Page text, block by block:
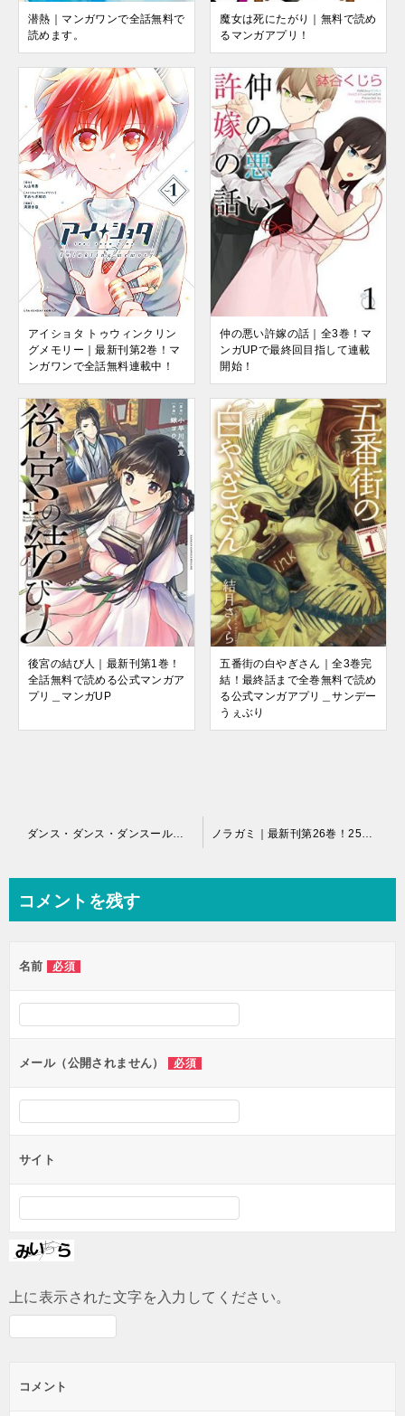
潜熱｜マンガワンで全話無料で
読めます。
魔女は死にたがり｜無料で読め
るマンガアプリ！
アイショタ トゥウィンクリン
グメモリー｜最新刊第2巻！マ
ンガワンで全話無料連載中！
仲の悪い許嫁の話｜全3巻！マ
ンガUPで最終回目指して連載
開始！
後宮の結び人｜最新刊第1巻！
全話無料で読める公式マンガア
プリ＿マンガUP
五番街の白やぎさん｜全3巻完
結！最終話まで全巻無料で読め
る公式マンガアプリ＿サンデー
うぇぶり
ビ
ー
シ
ン
ダンス・ダンス・ダンスール｜最新刊第25巻！全話無料で読める公式マンガアプリ！ ノラガミ｜最新刊第26巻！25巻まで全話無料で読めるマンガアプリ！
コメントを残す
名前 必須
メール（公開されません） 必須
サイト
上に表示された文字を入力してください。
コメント